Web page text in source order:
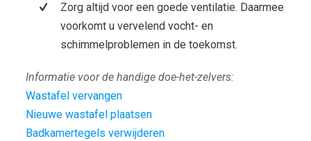
Zorg altijd voor een goede ventilatie. Daarmee
voorkomt u vervelend vocht- en
schimmelproblemen in de toekomst.
Informatie voor de handige doe-het-zelvers:
Wastafel vervangen
Nieuwe wastafel plaatsen
Badkamertegels verwijderen